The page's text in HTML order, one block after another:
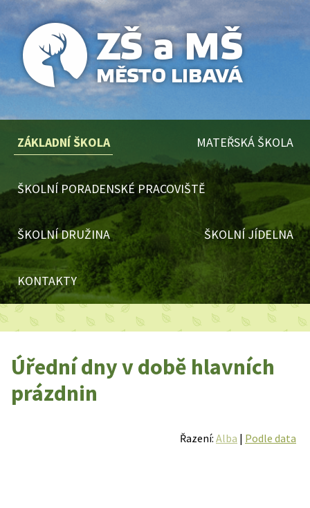
ZÁKLADNÍ ŠKOLA MATEŘSKÁ ŠKOLA
ŠKOLNÍ PORADENSKÉ PRACOVIŠTĚ
ŠKOLNÍ DRUŽINA ŠKOLNÍ JÍDELNA
KONTAKTY
Úřední dny v době hlavních
prázdnin
Řazení: Alba | Podle data